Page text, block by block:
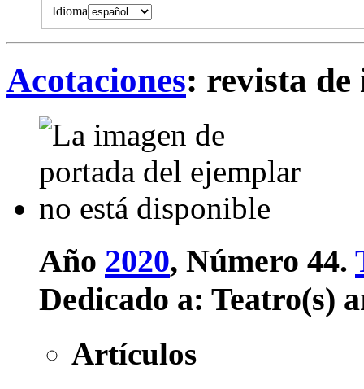
Idioma
Acotaciones: revista
Año 2020, Número 44.
Dedicado a: Teatro(s)
Artículos